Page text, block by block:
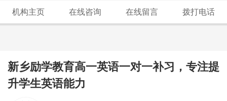
机构主页 在线咨询 在线留言 拨打电话
新乡励学教育高一英语一对一补习，专注提
升学生英语能力